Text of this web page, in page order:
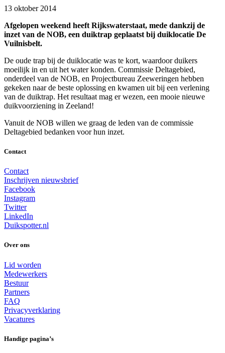
13 oktober 2014
Afgelopen weekend heeft Rijkswaterstaat, mede dankzij de
inzet van de NOB, een duiktrap geplaatst bij duiklocatie De
Vuilnisbelt.
De oude trap bij de duiklocatie was te kort, waardoor duikers
moeilijk in en uit het water konden. Commissie Deltagebied,
onderdeel van de NOB, en Projectbureau Zeeweringen hebben
gekeken naar de beste oplossing en kwamen uit bij een verlening
van de duiktrap. Het resultaat mag er wezen, een mooie nieuwe
duikvoorziening in Zeeland!
Vanuit de NOB willen we graag de leden van de commissie
Deltagebied bedanken voor hun inzet.
Contact
Contact
Inschrijven nieuwsbrief
Facebook
Instagram
Twitter
LinkedIn
Duikspotter.nl
Over ons
Lid worden
Medewerkers
Bestuur
Partners
FAQ
Privacyverklaring
Vacatures
Handige pagina’s